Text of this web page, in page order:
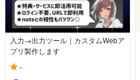
入力→出力ツール｜カスタムWebア
プリ製作します
-